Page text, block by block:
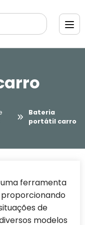
Bateria
portátil carro
ferramenta
de
modelos